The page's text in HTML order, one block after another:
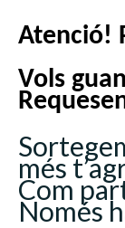
Atenció!
Vols
més
Com
Només